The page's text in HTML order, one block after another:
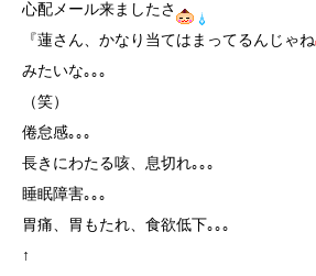
心配メール来ましたさ
『蓮さん、かなり当てはまってるんじゃね
みたいな｡｡｡
（笑）
倦怠感｡｡｡
長きにわたる咳、息切れ｡｡｡
睡眠障害｡｡｡
胃痛、胃もたれ、食欲低下｡｡｡
↑